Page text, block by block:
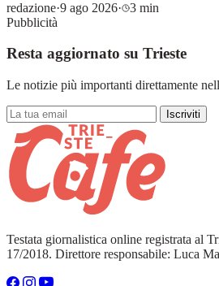
redazione·9 ago 2026·
3 min
Pubblicità
Resta aggiornato su Trieste
Le notizie più importanti direttamente
Iscriviti
Testata giornalistica online registrata al
17/2018. Direttore responsabile: Luca